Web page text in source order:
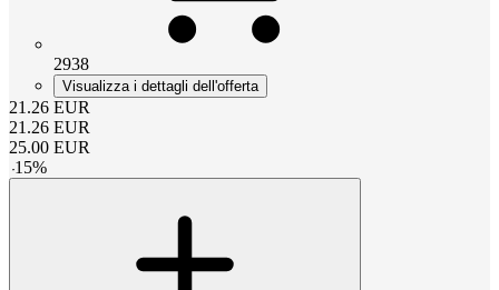
2938
Visualizza i dettagli dell'offerta
21.26 EUR
21.26 EUR
25.00 EUR
-15%